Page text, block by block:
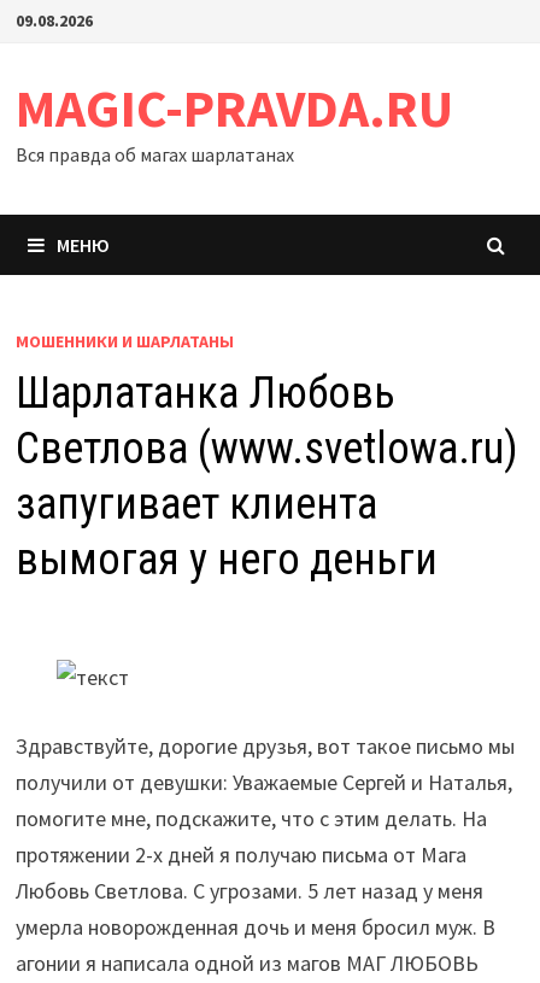
Перейти
09.08.2026
MAGIC-PRAVDA.RU
Вся правда об магах шарлатанах
МЕНЮ
МОШЕННИКИ И ШАРЛАТАНЫ
Шарлатанка Любовь
Светлова (www.svetlowa.ru)
запугивает клиента
вымогая у него деньги
Здравствуйте, дорогие друзья, вот такое письмо мы
получили от девушки: Уважаемые Сергей и Наталья,
помогите мне, подскажите, что с этим делать. На
протяжении 2-х дней я получаю письма от Мага
Любовь Светлова. С угрозами. 5 лет назад у меня
умерла новорожденная дочь и меня бросил муж. В
агонии я написала одной из магов МАГ ЛЮБОВЬ